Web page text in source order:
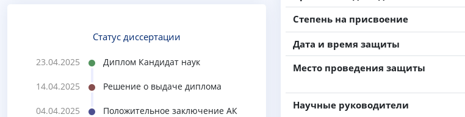
Статус диссертации
23.04.2025 Диплом Кандидат наук
14.04.2025 Решение о выдаче диплома
04.04.2025 Положительное заключение АК
Степень на присвоение
Дата и время защиты
Место проведения защиты
Научные руководители